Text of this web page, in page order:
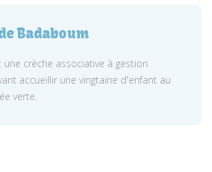
Badaboum
crèche associative à gestion
accueillir une vingtaine d'enfant au
verte.